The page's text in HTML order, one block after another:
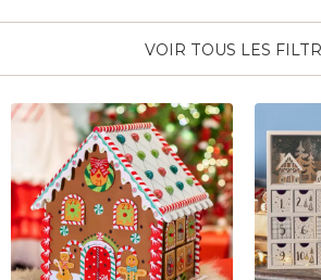
VOIR TOUS LES